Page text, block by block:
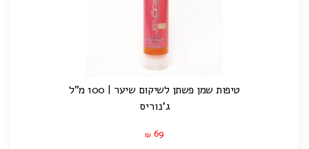
טיפות שמן פשתן לשיקום שיער | 100 מ"ל
ג'נוריס
₪ 69